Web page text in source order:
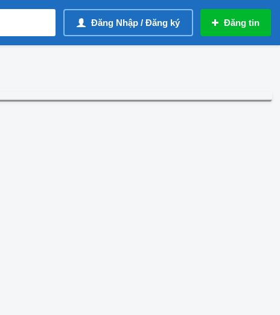
Đăng Nhập / Đăng ký Đăng tin